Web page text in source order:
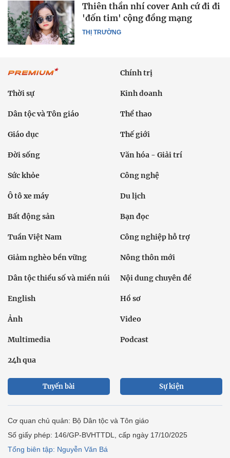
THỊ TRƯỜNG
Thiên thần nhí cover Anh cứ đi đi
'đốn tim' cộng đồng mạng
Chính trị
Thời sự Kinh doanh
Dân tộc và Tôn giáo Thể thao
Giáo dục Thế giới
Đời sống Văn hóa - Giải trí
Sức khỏe Công nghệ
Ô tô xe máy Du lịch
Bất động sản Bạn đọc
Tuần Việt Nam Công nghiệp hỗ trợ
Giảm nghèo bền vững Nông thôn mới
Dân tộc thiểu số và miền núi Nội dung chuyên đề
English Hồ sơ
Ảnh Video
Multimedia Podcast
24h qua
Tuyến bài Sự kiện
Cơ quan chủ quản: Bộ Dân tộc và Tôn giáo
Số giấy phép: 146/GP-BVHTTDL, cấp ngày 17/10/2025
Tổng biên tập: Nguyễn Văn Bá